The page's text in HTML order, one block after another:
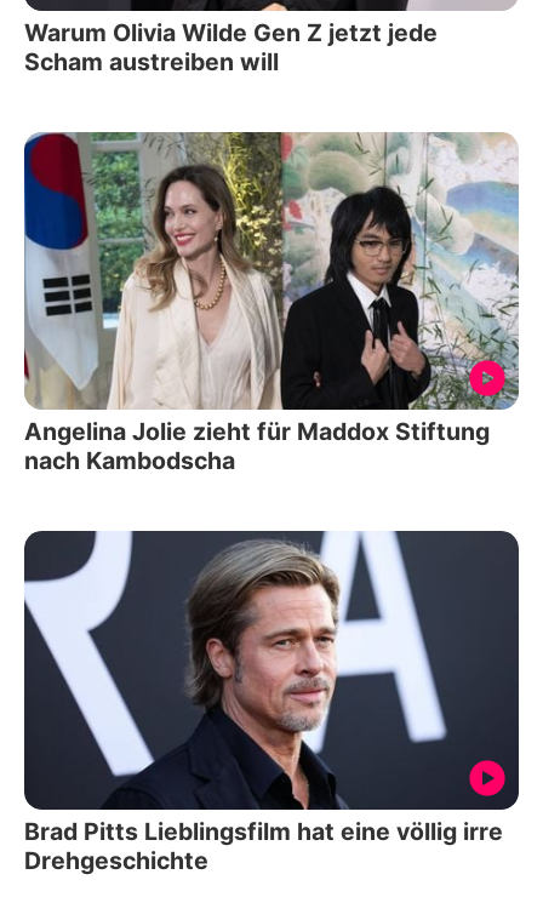
Warum Olivia Wilde Gen Z jetzt jede
Scham austreiben will
Angelina Jolie zieht für Maddox Stiftung
nach Kambodscha
Brad Pitts Lieblingsfilm hat eine völlig irre
Drehgeschichte